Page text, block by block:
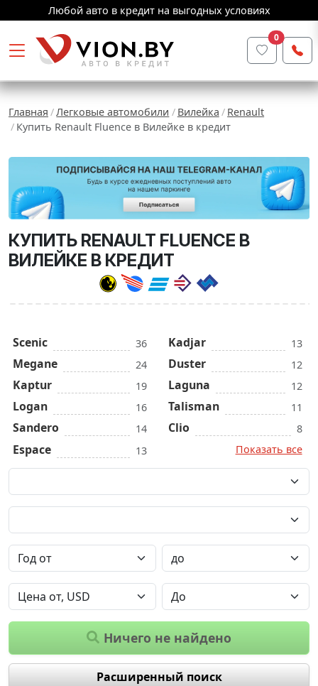
Любой авто в кредит на выгодных условиях
0
Главная Легковые автомобили Вилейка
Renault
Купить Renault Fluence в Вилейке в кредит
КУПИТЬ RENAULT FLUENCE В
ВИЛЕЙКЕ В КРЕДИТ
Scenic 36
Megane 24
Kaptur 19
Logan 16
Sandero 14
Espace 13
Kadjar 13
Duster 12
Laguna 12
Talisman 11
Clio
8
Показать все
Ничего не найдено
Расширенный поиск